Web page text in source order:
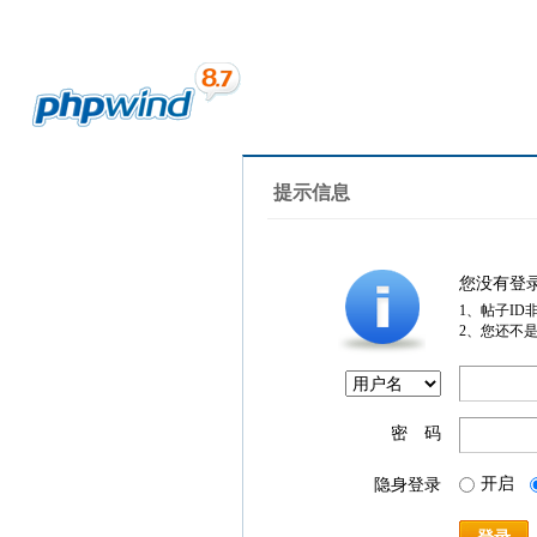
提示信息
您没有登
1、帖子ID
2、您还不
密 码
隐身登录 开启